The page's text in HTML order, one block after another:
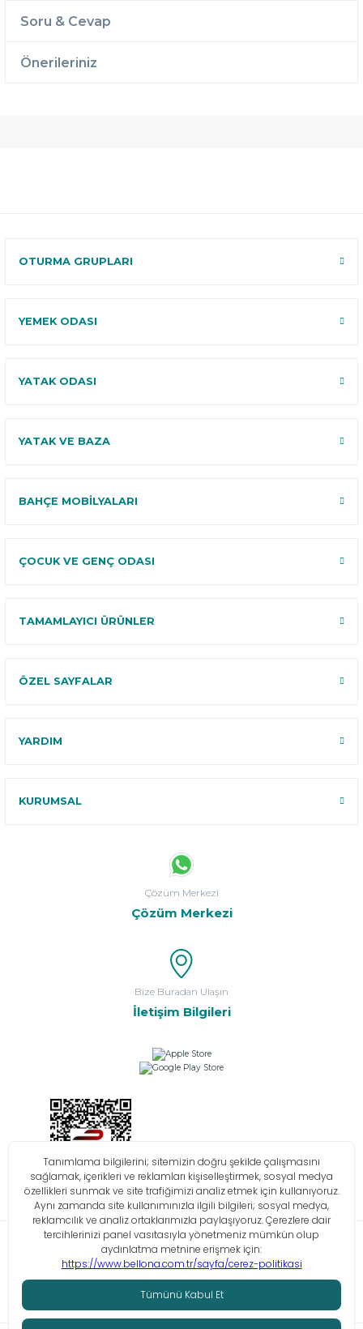
Soru & Cevap
Önerileriniz
OTURMA GRUPLARI
YEMEK ODASI
YATAK ODASI
YATAK VE BAZA
BAHÇE MOBİLYALARI
ÇOCUK VE GENÇ ODASI
TAMAMLAYICI ÜRÜNLER
ÖZEL SAYFALAR
YARDIM
KURUMSAL
Çözüm Merkezi
Çözüm Merkezi
Bize Buradan Ulaşın
İletişim Bilgileri
Bilgi Toplumu Hizmetleri KVKK Çerez Politikası İşlem Rehberi